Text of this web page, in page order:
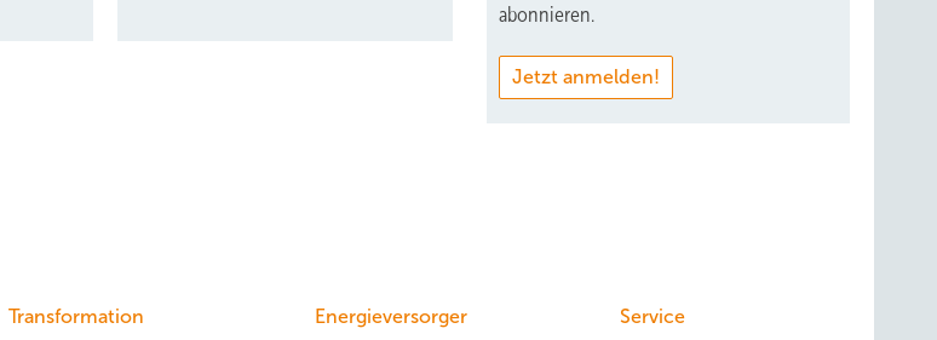
abonnieren.
Jetzt anmelden!
Transformation Energieversorger Service